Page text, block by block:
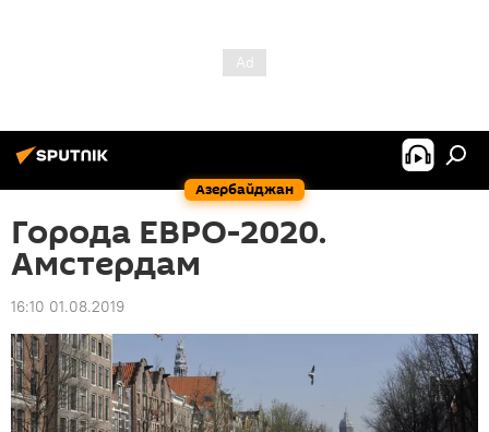
Азербайджан
Города ЕВРО-2020.
Амстердам
16:10 01.08.2019